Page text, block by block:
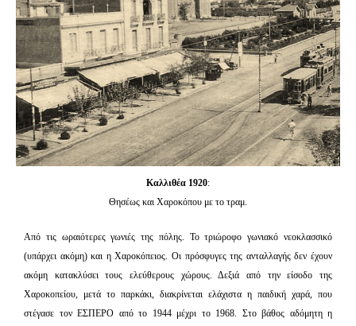
Καλλιθέα 1920:
Θησέως και Χαροκόπου με το τραμ.
Από τις ωραιότερες γωνιές της πόλης. Το τριώροφο γωνιακό νεοκλασσικό
(υπάρχει ακόμη) και η Χαροκόπειος. Οι πρόσφυγες της ανταλλαγής δεν έχουν
ακόμη κατακλύσει τους ελεύθερους χώρους. Δεξιά από την είσοδο της
Χαροκοπείου, μετά το παρκάκι, διακρίνεται ελάχιστα η παιδική χαρά, που
στέγασε τον ΕΣΠΕΡΟ από το 1944 μέχρι το 1968. Στο βάθος αδόμητη η